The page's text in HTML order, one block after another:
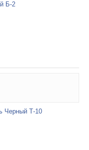
Б-2
Черный Т-10